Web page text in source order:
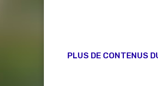
PLUS DE CONTENUS